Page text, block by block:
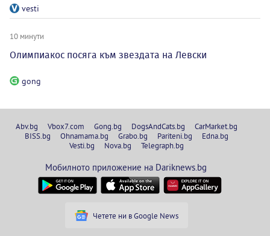
vesti
10 минути
Олимпиакос посяга към звездата на Левски
gong
Abv.bg Vbox7.com Gong.bg DogsAndCats.bg
CarMarket.bg
BISS.bg
Ohnamama.bg Grabo.bg Pariteni.bg
Edna.bg
Vesti.bg
Nova.bg Telegraph.bg
Мобилното приложение на Dariknews.bg
Четете ни в Google News